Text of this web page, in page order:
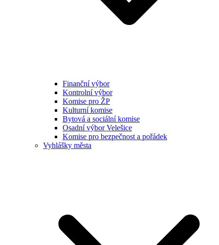
Finanční výbor
Kontrolní výbor
Komise pro ŽP
Kulturní komise
Bytová a sociální komise
Osadní výbor Velešice
Komise pro bezpečnost a pořádek
Vyhlášky města